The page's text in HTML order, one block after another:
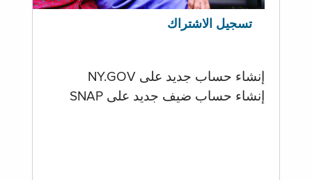
تسجيل الاشتراك
إنشاء حساب جديد على NY.GOV
إنشاء حساب ضيف جديد على SNAP